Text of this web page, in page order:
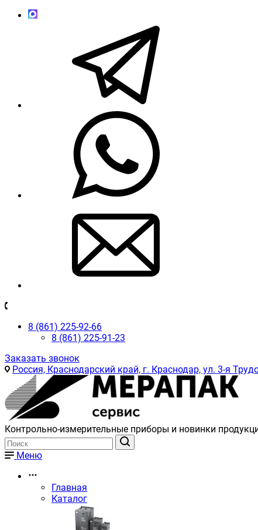
8 (861) 225-92-66
8 (861) 225-91-23
Заказать звонок
Россия, Краснодарский край, г. Краснодар, ул. 3-я
Контрольно-измерительные приборы и новинки
Меню
Главная
Каталог